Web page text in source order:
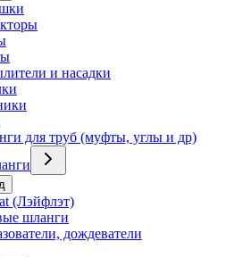
и насадки
для труб (муфты, углы и др)
(Лэйфлэт)
шланги
дождеватели